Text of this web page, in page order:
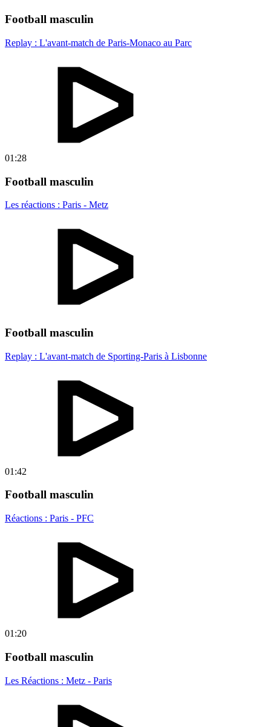
Football masculin
Replay : L'avant-match de Paris-Monaco au Parc
01:28
Football masculin
Les réactions : Paris - Metz
Football masculin
Replay : L'avant-match de Sporting-Paris à Lisbonne
01:42
Football masculin
Réactions : Paris - PFC
01:20
Football masculin
Les Réactions : Metz - Paris